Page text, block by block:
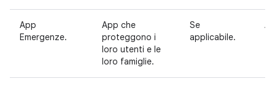
App
Emergenze.
App che
proteggono i
loro utenti e le
loro famiglie.
Se
applicabile.